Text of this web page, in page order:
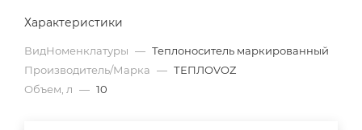
Характеристики
ВидНоменклатуры — Теплоноситель маркированный
Производитель/Марка — ТЕПЛОVOZ
Объем, л — 10